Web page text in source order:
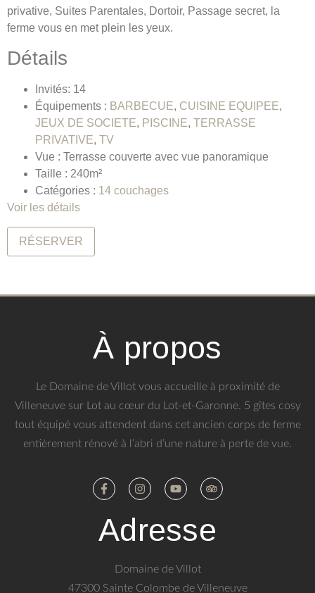
privative, Suites Parentales, Dortoir, Passage secret, la
ferme vous en met plein les yeux.
Détails
Invités: 14
Équipements : BARBECUE, CUISINE EQUIPEE,
JEUX DE SOCIETE, PISCINE, TERRASSE
PRIVATIVE, TV
Vue : Terrasse couverte avec vue panoramique
Taille : 240m²
Catégories : 14 couchages
Voir les détails
RÉSERVER
À propos
Le Domaine de Villot vous accueille à proximité de
Villeneuve sur Lot au cœur du Lot-et-Garonne. 5 gîtes cosy
tout équipé vous attendent dans cet ancien corps de ferme
entièrement rénové à l’abri d’une nature à perte de vue.
Adresse
Domaine de Villot
47300 Sainte Colombe de Villeneuve